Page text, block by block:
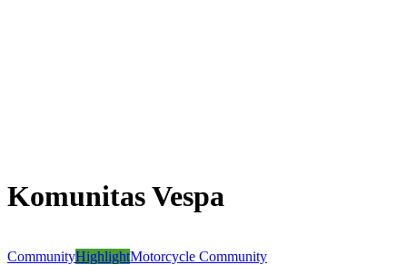
Komunitas Vespa
CommunityHighlightMotorcycle Community